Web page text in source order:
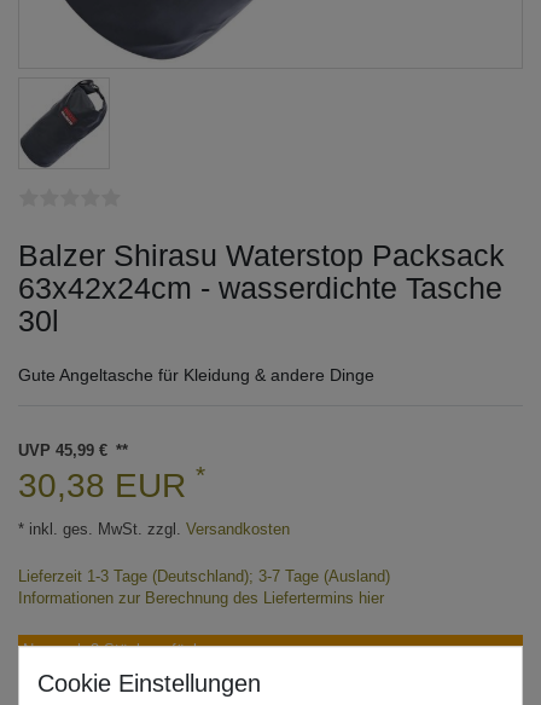
Balzer Shirasu Waterstop Packsack
63x42x24cm - wasserdichte Tasche
30l
Gute Angeltasche für Kleidung & andere Dinge
UVP 45,99 €
30,38 EUR *
* inkl. ges. MwSt. zzgl. Versandkosten
Lieferzeit 1-3 Tage (Deutschland); 3-7 Tage (Ausland)
Informationen zur Berechnung des Liefertermins hier
Nur noch 3 Stück verfügbar